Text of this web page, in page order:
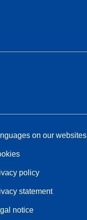
on our websites
policy
statement
notice